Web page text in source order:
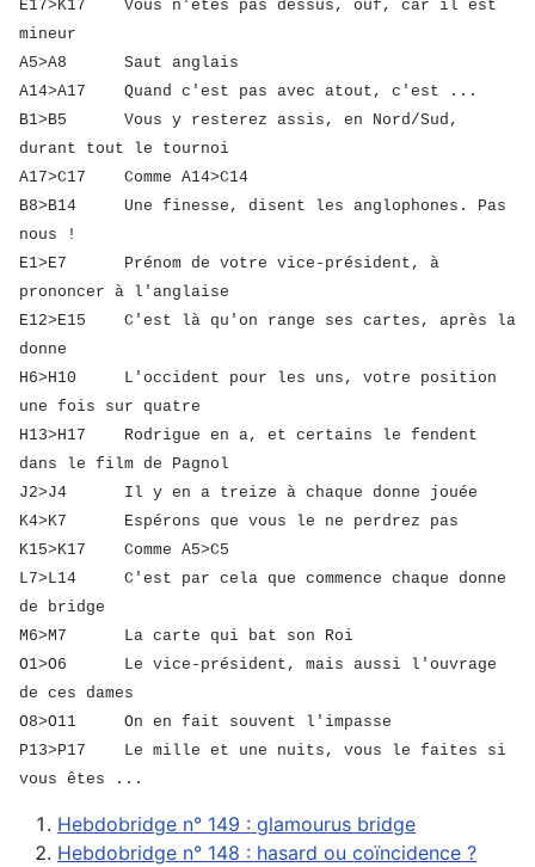
E17>K17 Vous n'êtes pas dessus, ouf, car il est
mineur
A5>A8 Saut anglais
A14>A17 Quand c'est pas avec atout, c'est ...
B1>B5 Vous y resterez assis, en Nord/Sud,
durant tout le tournoi
A17>C17 Comme A14>C14
B8>B14 Une finesse, disent les anglophones. Pas
nous !
E1>E7 Prénom de votre vice-président, à
prononcer à l'anglaise
E12>E15 C'est là qu'on range ses cartes, après la
donne
H6>H10 L'occident pour les uns, votre position
une fois sur quatre
H13>H17 Rodrigue en a, et certains le fendent
dans le film de Pagnol
J2>J4 Il y en a treize à chaque donne jouée
K4>K7 Espérons que vous le ne perdrez pas
K15>K17 Comme A5>C5
L7>L14 C'est par cela que commence chaque donne
de bridge
M6>M7 La carte qui bat son Roi
O1>O6 Le vice-président, mais aussi l'ouvrage
de ces dames
O8>O11 On en fait souvent l'impasse
P13>P17 Le mille et une nuits, vous le faites si
vous êtes ...
Hebdobridge n° 149 : glamourus bridge
Hebdobridge n° 148 : hasard ou coïncidence ?